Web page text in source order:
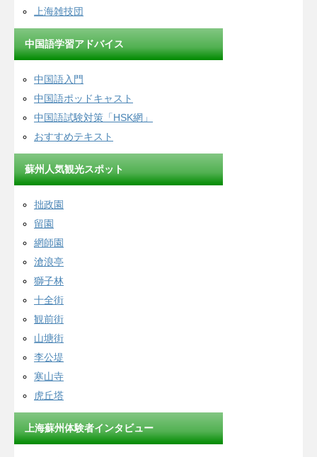
上海雑技団
中国語学習アドバイス
中国語入門
中国語ポッドキャスト
中国語試験対策「HSK網」
おすすめテキスト
蘇州人気観光スポット
拙政園
留園
網師園
滄浪亭
獅子林
十全街
観前街
山塘街
李公堤
寒山寺
虎丘塔
上海蘇州体験者インタビュー